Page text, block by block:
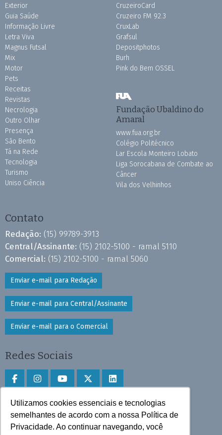
Utilizamos cookies essenciais e tecnologias
semelhantes de acordo com a nossa Política de
Privacidade. Ao continuar navegando, você
Exterior
Guia Saúde
Informação Livre
Letra Viva
Magnus Futsal
Mix
Motor
Pets
Receitas
Revistas
Necrologia
Outro Olhar
Presença
São Bento
Tá na Rede
Tecnologia
Turismo
Uniso Ciência
CruzeiroCard
Cruzeiro FM 92.3
CruxLab
Grafsul
Depositphotos
Burh
Pink do Bem OSSEL
Fundação Ubaldino do
Amaral
www.fua.org.br
Colégio Politécnico
Lar Escola Monteiro Lobato
Liga Sorocabana de Combate ao
Câncer
Vila dos Velhinhos
Contato
Redação: (15) 99789-3913
Central/Assinante: (15) 2102-5100 - ramal 5110
Comercial: (15) 2102-5100 - ramal 5060
Enviar e-mail para Redação
Enviar e-mail para Central/Assinante
Enviar e-mail para o Comercial
Redes Sociais
Faça download do aplicativo
Play Store e App Store